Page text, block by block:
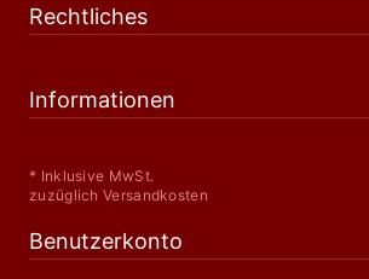
Rechtliches
Informationen
* Inklusive MwSt.
zuzüglich Versandkosten
Benutzerkonto